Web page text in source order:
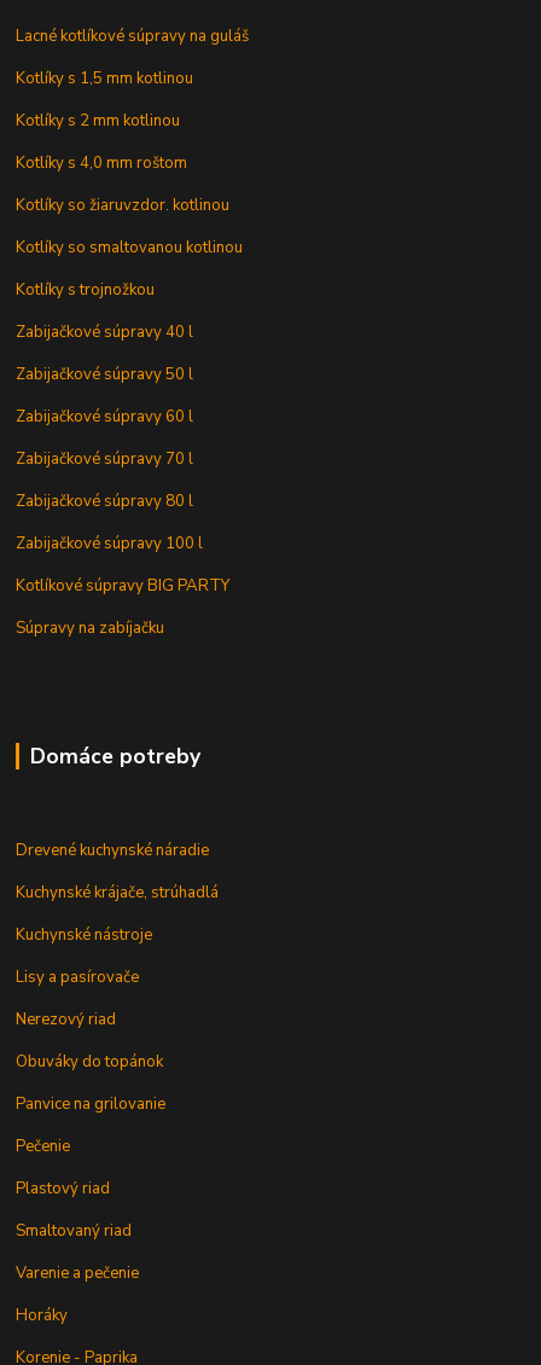
Lacné kotlíkové súpravy na guláš
Kotlíky s 1,5 mm kotlinou
Kotlíky s 2 mm kotlinou
Kotlíky s 4,0 mm roštom
Kotlíky so žiaruvzdor. kotlinou
Kotlíky so smaltovanou kotlinou
Kotlíky s trojnožkou
Zabijačkové súpravy 40 l
Zabijačkové súpravy 50 l
Zabijačkové súpravy 60 l
Zabijačkové súpravy 70 l
Zabijačkové súpravy 80 l
Zabijačkové súpravy 100 l
Kotlíkové súpravy BIG PARTY
Súpravy na zabíjačku
Domáce potreby
Drevené kuchynské náradie
Kuchynské krájače, strúhadlá
Kuchynské nástroje
Lisy a pasírovače
Nerezový riad
Obuváky do topánok
Panvice na grilovanie
Pečenie
Plastový riad
Smaltovaný riad
Varenie a pečenie
Horáky
Korenie - Paprika